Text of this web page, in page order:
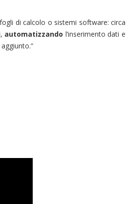
di calcolo o sistemi software: circa
automatizzando l’inserimento dati e